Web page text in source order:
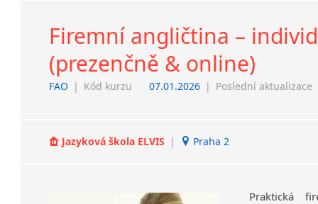
Firemní angličtina –
(prezenčně & online)
FAO | Kód kurzu 07.01.2026 | Poslední aktualizace
Jazyková škola ELVIS | Praha 2
Praktická